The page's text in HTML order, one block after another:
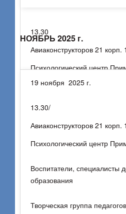
13.30
Авиаконструкторов 21 корп.
Психологический центр
образования
Творческая группа
района
НОЯБРЬ 2025 г.
19 ноября 2025 г.
13.30/
Авиаконструкторов 21 корп.
Психологический центр
Воспитатели, специалисты
образования
Творческая группа